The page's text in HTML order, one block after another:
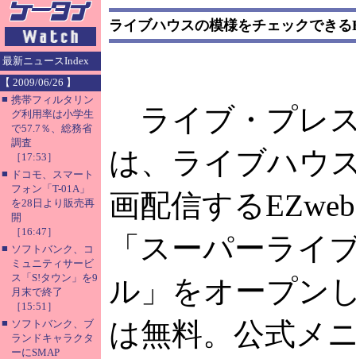
最新ニュースIndex
【 2009/06/26 】
■ 携帯フィルタリン
グ利用率は小学生
で57.7％、総務省
調査
［17:53］
■ ドコモ、スマート
フォン「T-01A」
を28日より販売再
開
［16:47］
■ ソフトバンク、コ
ミュニティサービ
ス「S!タウン」を9
月末で終了
［15:51］
■ ソフトバンク、ブ
ランドキャラクタ
ーにSMAP
ライブハウスの模様をチェックでき
ライブ・プレ
は、ライブハウ
画配信する
「スーパーライ
ル」をオープン
は無料。公式メ